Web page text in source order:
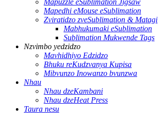
Mapuzzle eSublimation Jigsaw
Mapedhi eMouse eSublimation
Zviratidzo zveSublimation & Matagi
Mabhukumaki eSublimation
Sublimation Mukwende Tags
Nzvimbo yedzidzo
Mavhidhiyo Edzidzo
Bhuku reKudzvanya Kupisa
Mibvunzo Inowanzo bvunzwa
Nhau
Nhau dzeKambani
Nhau dzeHeat Press
Taura nesu